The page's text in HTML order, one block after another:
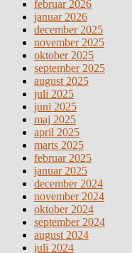
februar 2026
januar 2026
december 2025
november 2025
oktober 2025
september 2025
august 2025
juli 2025
juni 2025
maj 2025
april 2025
marts 2025
februar 2025
januar 2025
december 2024
november 2024
oktober 2024
september 2024
august 2024
juli 2024